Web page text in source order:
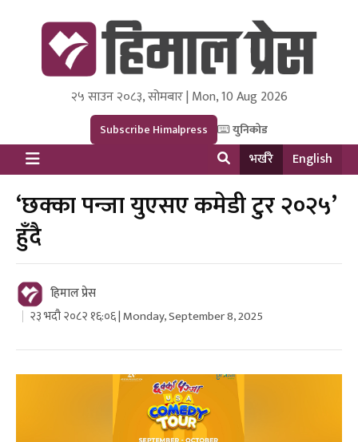
Himal Press
Dot NewsyNepal Media and Research Pvt Ltd.
२५ साउन २०८३, सोमबार | Mon, 10 Aug 2026
Subscribe Himalpress युनिकोड
भर्खरै English
‘छक्का पन्जा युएसए कमेडी टुर २०२५’
हुँदै
हिमाल प्रेस
२३ भदौ २०८२ १६:०६ | Monday, September 8, 2025